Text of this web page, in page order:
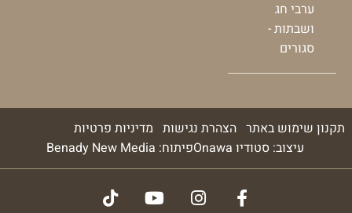
ערבי חג
ושבתות -
סגורים
תקנון שימוש באתר הצהרת נגישות מדיניות פרטיות
עיצוב: סטודיו Onawa
פיתוח: Benady New Media